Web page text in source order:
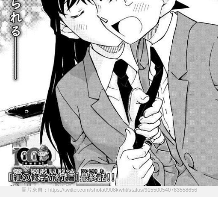
圖片來自：https://twitter.com/shota0908kwht/status/915500540783558656